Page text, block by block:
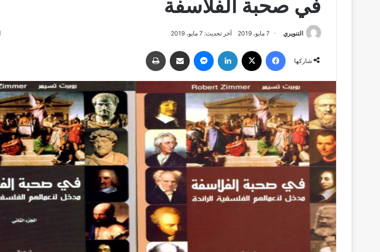
في صحبة الفلاسفة
التنويري 7 مايو، 2019 آخر تحديث: 7 مايو، 2019
شاركها
فيسبوك لينكدإن ماسنجر مشاركة عبر البريد